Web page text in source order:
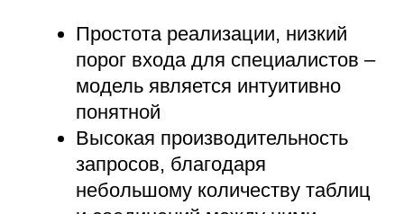
Легкость в поддержке любых
изменений в структуре данных
Поддержка полной историчности
Низкая избыточность данных
благодаря высокой степени
нормализации (нет
дублирования, нет null значений)